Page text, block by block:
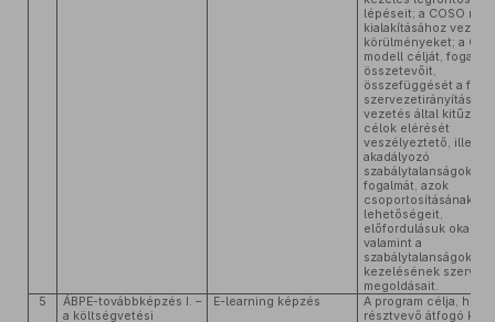
lépéseit; a COSO
kialakításához vezető
körülményeket; a
modell célját,
összetevőit,
összefüggését a
szervezetirányítással;
vezetés által kitűzött
célok elérését
veszélyeztető, illetve
akadályozó
szabálytalanságok
fogalmát, azok
csoportosításának
lehetőségeit,
előfordulásuk okait,
valamint a
szabálytalanságok
kezelésének
megoldásait.
5
ÁBPE-továbbképzés I. –
a költségvetési
E-learning képzés
A program célja, hogy
résztvevő átfogó